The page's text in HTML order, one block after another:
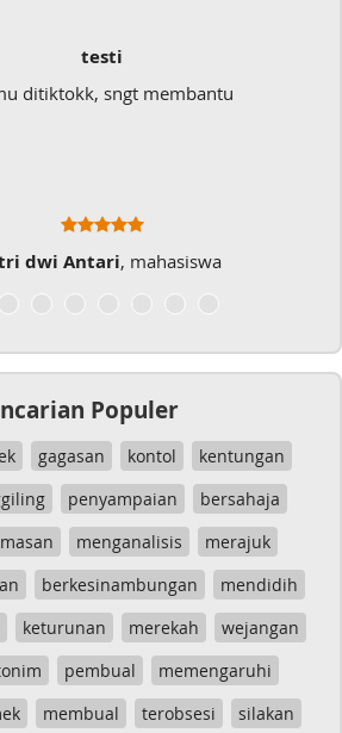
sngt membantu
Antari , mahasiswa
Populer
gagasan kontol
kentungan
penyampaian
bersahaja
menganalisis
merajuk
berkesinambungan
mendidih
keturunan merekah
wejangan
pembual
memengaruhi
membual terobsesi
silakan